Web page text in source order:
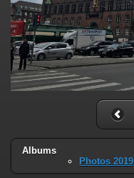
Albums
Photos 2019